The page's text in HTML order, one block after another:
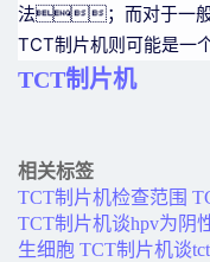
法；而对于一般
TCT制片机则可能是
TCT制片机
相关标签
TCT制片机检查范围
TCT制片机谈hpv为阴
生细胞 TCT制片机谈